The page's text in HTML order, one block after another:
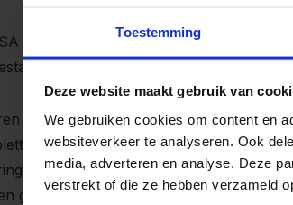
Toestemming
Deze website maakt gebruik van
We gebruiken cookies om content en
websiteverkeer te analyseren. Ook
media, adverteren en analyse. Deze
verstrekt of die ze hebben verzameld
claims
EFSA claims (on hold)
tijdens of na de maaltijd met water
niet overschrijden. Een
gevarieerde voeding. Koel, droog en